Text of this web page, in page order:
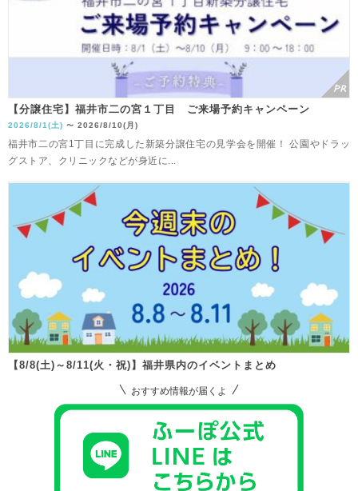
【分譲住宅】福井市二の宮１丁目 ご来場予約キャンペーン
2026/8/1(土) 〜 2026/8/10(月)
福井市二の宮1丁目に完成した新築分譲住宅の見学会を開催！ 公園やドラッ
グストア、クリニックなどが身近に...
【8/8(土)～8/11(火・祝)】福井県内のイベントまとめ
おすすめ情報が届くよ